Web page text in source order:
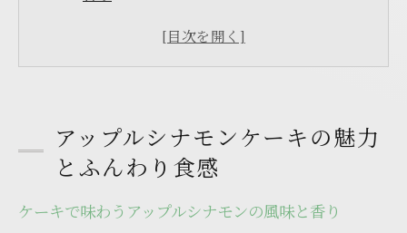
ふんわり食感を引き出すケーキ作りのコツ
アップルシナモンケーキの香ばしさの秘密
材料で迷わないアップルシナモンケーキ術
手軽な材料でケーキを美味しく仕上げる方
アップルシナモンケーキの魅力
とふんわり食感
ケーキで味わうアップルシナモンの風味と香り